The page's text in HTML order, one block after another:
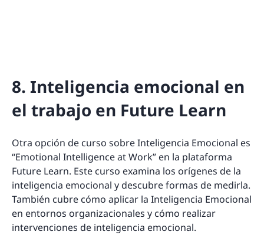
8. Inteligencia emocional en
el trabajo en Future Learn
Otra opción de curso sobre Inteligencia Emocional es
“Emotional Intelligence at Work” en la plataforma
Future Learn. Este curso examina los orígenes de la
inteligencia emocional y descubre formas de medirla.
También cubre cómo aplicar la Inteligencia Emocional
en entornos organizacionales y cómo realizar
intervenciones de inteligencia emocional.